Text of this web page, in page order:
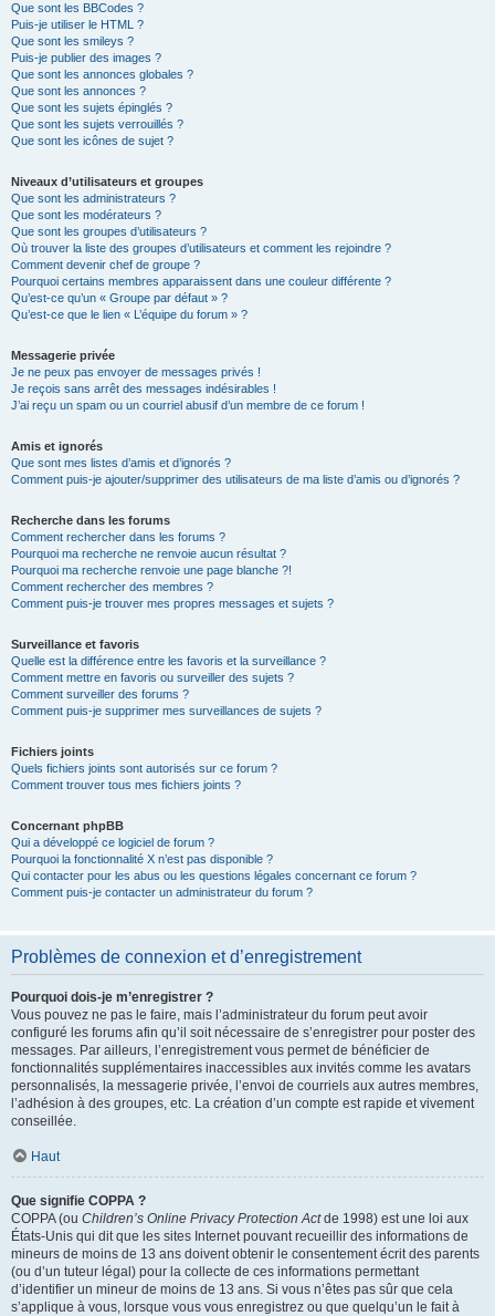
Que sont les BBCodes ?
Puis-je utiliser le HTML ?
Que sont les smileys ?
Puis-je publier des images ?
Que sont les annonces globales ?
Que sont les annonces ?
Que sont les sujets épinglés ?
Que sont les sujets verrouillés ?
Que sont les icônes de sujet ?
Niveaux d’utilisateurs et groupes
Que sont les administrateurs ?
Que sont les modérateurs ?
Que sont les groupes d’utilisateurs ?
Où trouver la liste des groupes d’utilisateurs et comment les rejoindre ?
Comment devenir chef de groupe ?
Pourquoi certains membres apparaissent dans une couleur différente ?
Qu’est-ce qu’un « Groupe par défaut » ?
Qu’est-ce que le lien « L’équipe du forum » ?
Messagerie privée
Je ne peux pas envoyer de messages privés !
Je reçois sans arrêt des messages indésirables !
J’ai reçu un spam ou un courriel abusif d’un membre de ce forum !
Amis et ignorés
Que sont mes listes d’amis et d’ignorés ?
Comment puis-je ajouter/supprimer des utilisateurs de ma liste d’amis ou d’ignorés ?
Recherche dans les forums
Comment rechercher dans les forums ?
Pourquoi ma recherche ne renvoie aucun résultat ?
Pourquoi ma recherche renvoie une page blanche ?!
Comment rechercher des membres ?
Comment puis-je trouver mes propres messages et sujets ?
Surveillance et favoris
Quelle est la différence entre les favoris et la surveillance ?
Comment mettre en favoris ou surveiller des sujets ?
Comment surveiller des forums ?
Comment puis-je supprimer mes surveillances de sujets ?
Fichiers joints
Quels fichiers joints sont autorisés sur ce forum ?
Comment trouver tous mes fichiers joints ?
Concernant phpBB
Qui a développé ce logiciel de forum ?
Pourquoi la fonctionnalité X n’est pas disponible ?
Qui contacter pour les abus ou les questions légales concernant ce forum ?
Comment puis-je contacter un administrateur du forum ?
Problèmes de connexion et d’enregistrement
Pourquoi dois-je m’enregistrer ?
Vous pouvez ne pas le faire, mais l’administrateur du forum peut avoir
configuré les forums afin qu’il soit nécessaire de s’enregistrer pour poster des
messages. Par ailleurs, l’enregistrement vous permet de bénéficier de
fonctionnalités supplémentaires inaccessibles aux invités comme les avatars
personnalisés, la messagerie privée, l’envoi de courriels aux autres membres,
l’adhésion à des groupes, etc. La création d’un compte est rapide et vivement
conseillée.
Haut
Que signifie COPPA ?
COPPA (ou Children’s Online Privacy Protection Actde 1998) est une loi aux
États-Unis qui dit que les sites Internet pouvant recueillir des informations de
mineurs de moins de 13 ans doivent obtenir le consentement écrit des parents
(ou d’un tuteur légal) pour la collecte de ces informations permettant
d’identifier un mineur de moins de 13 ans. Si vous n’êtes pas sûr que cela
s’applique à vous, lorsque vous vous enregistrez ou que quelqu’un le fait à